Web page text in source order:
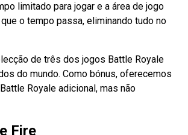
limitado para jogar e a área de jogo
o tempo passa, eliminando tudo no
de três dos jogos Battle Royale
do mundo. Como bónus, oferecemos
Royale adicional, mas não
Fire